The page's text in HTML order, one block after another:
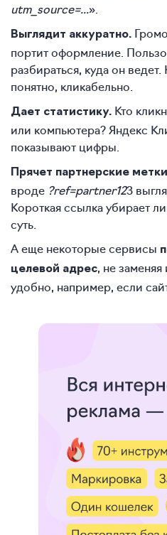
utm_source=...».
Выглядит аккуратно.
портит оформление.
разбираться, куда он
понятно, кликабельно.
Дает статистику. Кто
или компьютера? Яндекс
показывают цифры.
Прячет партнерские
вроде ?ref=partner123
Короткая ссылка убирает
суть.
А еще некоторые сервисы
целевой адрес, не
удобно, например, если